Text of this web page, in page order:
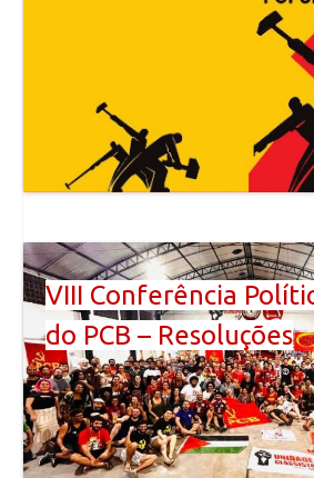
VIII Conferência
do PCB – Resoluções